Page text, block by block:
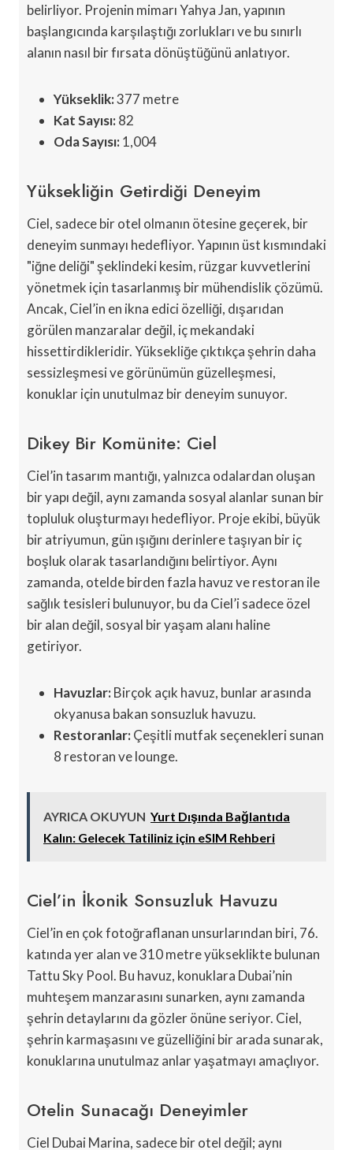
belirliyor. Projenin mimarı Yahya Jan, yapının
başlangıcında karşılaştığı zorlukları ve bu sınırlı
alanın nasıl bir fırsata dönüştüğünü anlatıyor.
Yükseklik:377 metre
Kat Sayısı:82
Oda Sayısı:1,004
Yüksekliğin Getirdiği Deneyim
Ciel, sadece bir otel olmanın ötesine geçerek, bir
deneyim sunmayı hedefliyor. Yapının üst kısmındaki
"iğne deliği" şeklindeki kesim, rüzgar kuvvetlerini
yönetmek için tasarlanmış bir mühendislik çözümü.
Ancak, Ciel’in en ikna edici özelliği, dışarıdan
görülen manzaralar değil, iç mekandaki
hissettirdikleridir. Yüksekliğe çıktıkça şehrin daha
sessizleşmesi ve görünümün güzelleşmesi,
konuklar için unutulmaz bir deneyim sunuyor.
Dikey Bir Komünite: Ciel
Ciel’in tasarım mantığı, yalnızca odalardan oluşan
bir yapı değil, aynı zamanda sosyal alanlar sunan bir
topluluk oluşturmayı hedefliyor. Proje ekibi, büyük
bir atriyumun, gün ışığını derinlere taşıyan bir iç
boşluk olarak tasarlandığını belirtiyor. Aynı
zamanda, otelde birden fazla havuz ve restoran ile
sağlık tesisleri bulunuyor, bu da Ciel’i sadece özel
bir alan değil, sosyal bir yaşam alanı haline
getiriyor.
Havuzlar:Birçok açık havuz, bunlar arasında
okyanusa bakan sonsuzluk havuzu.
Restoranlar:Çeşitli mutfak seçenekleri sunan
8 restoran ve lounge.
AYRICA OKUYUN Yurt Dışında Bağlantıda
Kalın: Gelecek Tatiliniz için eSIM Rehberi
Ciel’in İkonik Sonsuzluk Havuzu
Ciel’in en çok fotoğraflanan unsurlarından biri, 76.
katında yer alan ve 310 metre yükseklikte bulunan
Tattu Sky Pool. Bu havuz, konuklara Dubai’nin
muhteşem manzarasını sunarken, aynı zamanda
şehrin detaylarını da gözler önüne seriyor. Ciel,
şehrin karmaşasını ve güzelliğini bir arada sunarak,
konuklarına unutulmaz anlar yaşatmayı amaçlıyor.
Otelin Sunacağı Deneyimler
Ciel Dubai Marina, sadece bir otel değil; aynı